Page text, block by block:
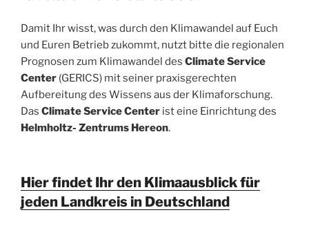
Damit Ihr wisst, was durch den Klimawandel auf Euch
und Euren Betrieb zukommt, nutzt bitte die regionalen
Prognosen zum Klimawandel des Climate Service
Center (GERICS) mit seiner praxisgerechten
Aufbereitung des Wissens aus der Klimaforschung.
Das Climate Service Center ist eine Einrichtung des
Helmholtz- Zentrums Hereon.
Hier findet Ihr den Klimaausblick für
jeden Landkreis in Deutschland